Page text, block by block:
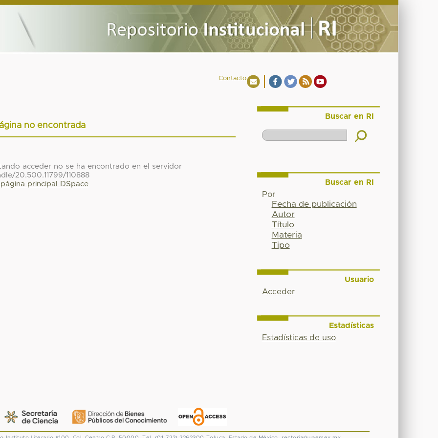
Contacto
no encontrada
acceder no se ha encontrado en el servidor
20.500.11799/110888
página principal DSpace
Buscar en RI
Buscar en RI
Por
Fecha de publicación
Autor
Título
Materia
Tipo
Usuario
Acceder
Estadísticas
Estadísticas de uso